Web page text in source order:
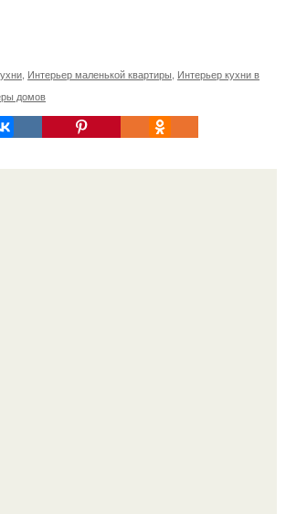
Интерьер маленькой квартиры Интерьер кухни в
домов